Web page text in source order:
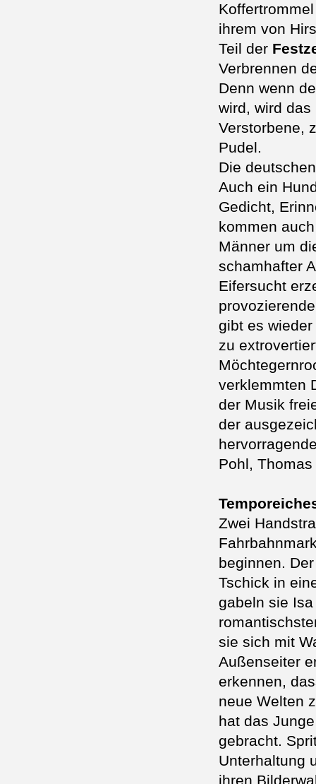
ihrem von
Teil der
Verbrennen
Denn wenn
wird, wird
Verstorbene,
Pudel.
Die
Auch ein
Gedicht,
kommen
Männer um
schamhafter
Eifersucht
gibt es
zu
verklemmten
der Musik
der
Pohl,
Zwei
beginnen.
Tschick in
gabeln sie
sie sich mit
Außenseiter
erkennen,
neue Welten
hat das
gebracht.
Unterhaltung
ihren